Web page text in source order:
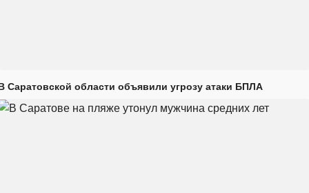
Саратовской области объявили угрозу атаки БПЛА